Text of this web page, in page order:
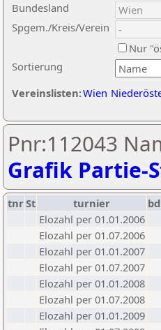
Sortierung
Bundesland
Spgem./Kreis/Verein
Nur
Vereinslisten:Wien
Pnr:112043
Grafik Partie-
tnrSt turnier
Elozahl per 01.01.2006
Elozahl per 01.07.2006
Elozahl per 01.01.2007
Elozahl per 01.07.2007
Elozahl per 01.01.2008
Elozahl per 01.07.2008
Elozahl per 01.01.2009